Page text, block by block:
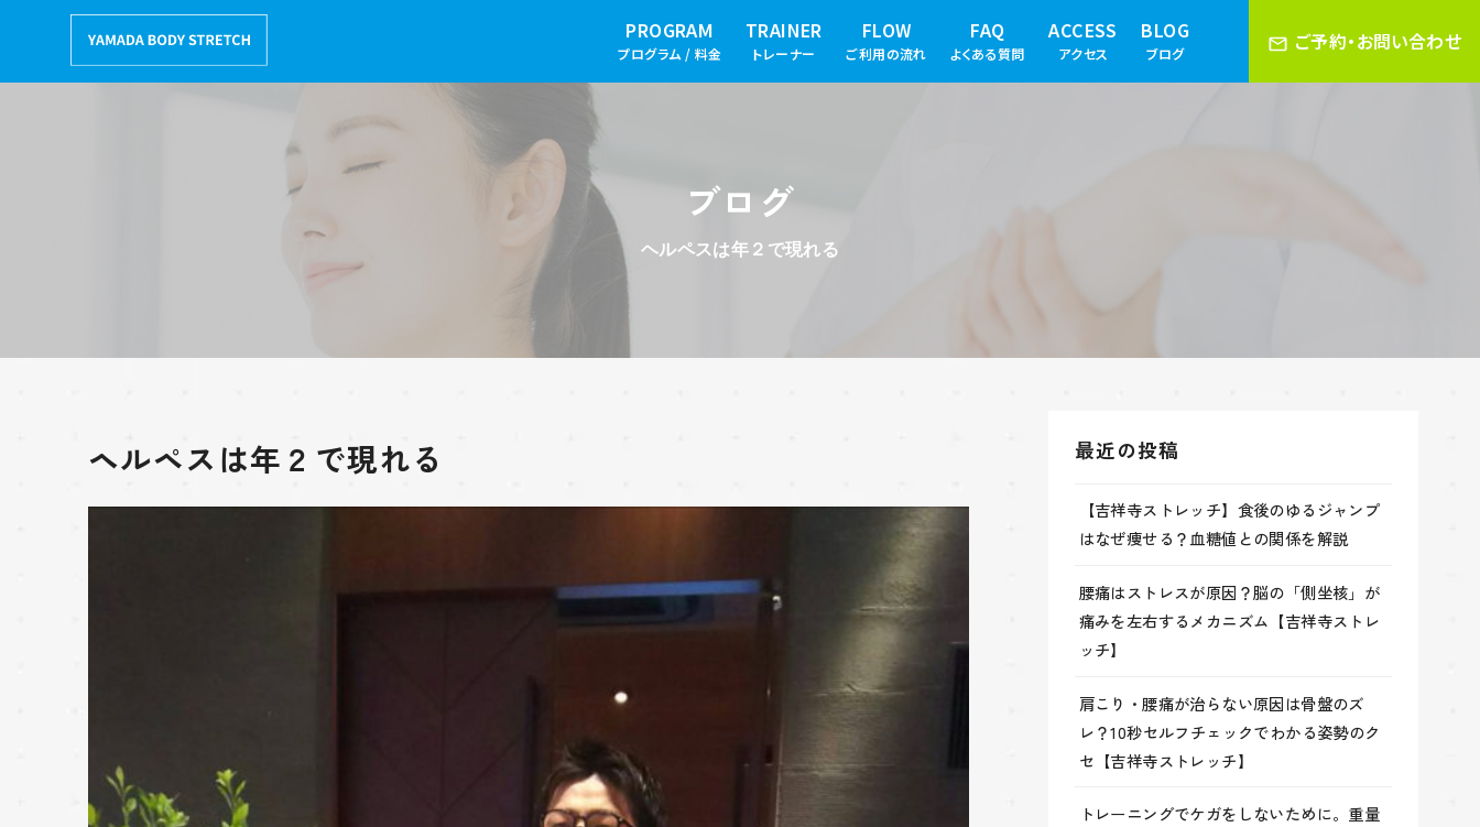
テ
PROGRAM
プログラム / 料金
TRAINER
トレーナー
FLOW
ご利用の流れ
FAQ
よくある質問
ACCESS
アクセス
BLOG
ブログ
ブログ
ヘルペスは年２で現れる
ご予約・お問い合わせ
ヘルペスは年２で現れる 最近の投稿
【吉祥寺ストレッチ】食後のゆるジャンプ
はなぜ痩せる？血糖値との関係を解説
腰痛はストレスが原因？脳の「側坐核」が
痛みを左右するメカニズム【吉祥寺ストレ
ッチ】
肩こり・腰痛が治らない原因は骨盤のズ
レ？10秒セルフチェックでわかる姿勢のク
セ【吉祥寺ストレッチ】
トレーニングでケガをしないために。重量